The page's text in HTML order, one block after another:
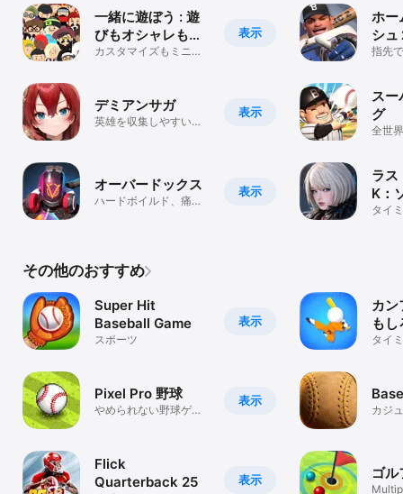
表示
一緒に遊ぼう : 遊
びもオシャレも思
いのまま！
カスタマイズもミニゲ
表示
デミアンサガ
英雄を収集しやすい
表示
オーバードックス
ハードボイルド、痛快
ホー
シュ
ドダ
指先
ス
グ
全世
ラス
K：
タイ
その他のおすすめ
表示
Super Hit
Baseball Game
スポーツ
表示
Pixel Pro 野球
やめられない野球ゲー
表示
Flick
Quarterback 25
カ
も
ムで
タイ
カジ
ゴル